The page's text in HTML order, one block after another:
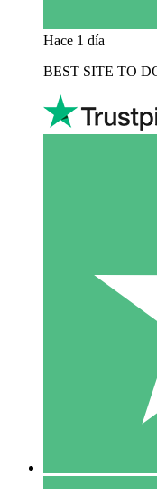
Hace 1 día
BEST SITE TO